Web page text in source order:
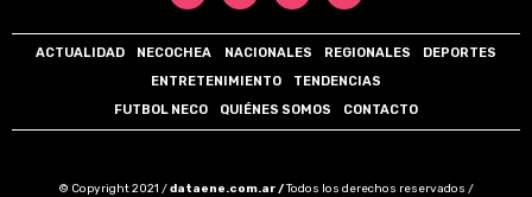
ACTUALIDAD NECOCHEA NACIONALES REGIONALES
DEPORTES
ENTRETENIMIENTO
TENDENCIAS
FUTBOL NECO
QUIÉNES SOMOS CONTACTO
© Copyright 2021 /dataene.com.ar /Todos los derechos reservados /